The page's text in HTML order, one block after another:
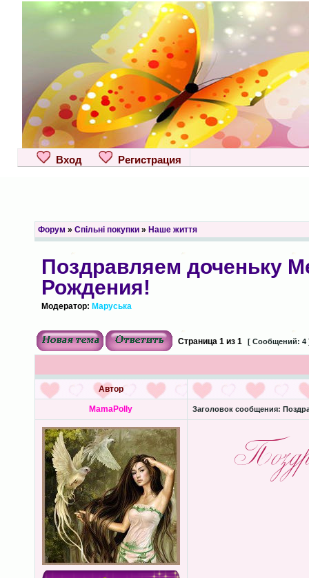
Вход Регистрация
Форум » Спільні покупки» Наше життя
Поздравляем доченьку
Рождения!
Модератор: Маруська
Страница 1из 1 [ Сообщений: 4
Автор
MamaPolly Заголовок сообщения: